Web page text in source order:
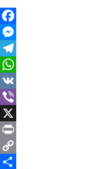
Facebook
Messenger
Telegram
WhatsApp
VK
Viber
X
Print
Copy